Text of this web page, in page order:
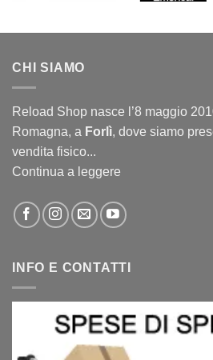
CHI SIAMO
Reload Shop nasce l’8 maggio
Romagna, a Forlì, dove siamo
vendita fisico...
Continua a leggere
INFO E CONTATTI